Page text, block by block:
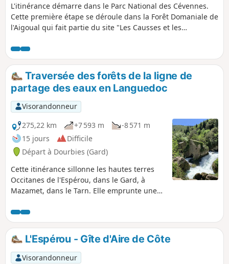
L'itinérance démarre dans le Parc National des Cévennes.
Cette première étape se déroule dans la Forêt Domaniale de
l'Aigoual qui fait partie du site "Les Causses et les
l'Unesco. On suit la draille reliant le Languedoc à l'Aubrac
empruntée aujourd'hui encore par les brebis pour rejoindre
les estives de l'Aigoual.
Traversée des forêts de la ligne de
partage des eaux en Languedoc
Visorandonneur
275,22 km
+7 593 m
-8 571 m
15 jours
Difficile
Départ à Dourbies (Gard)
Cette itinérance sillonne les hautes terres
Occitanes de l'Espérou, dans le Gard, à
Mazamet, dans le Tarn. Elle emprunte une
la ligne de partage des eaux
Atlantique/Méditérranée sur plus de
1 500 km. On traverse : - le Parc National des
Cévennes, - les Causses de Blandas et du
Larzac, - le Parc Naturel Régional du Haut-
L'Espérou - Gîte d'Aire de Côte
Visorandonneur